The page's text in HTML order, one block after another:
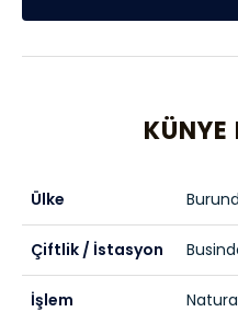
KÜNYE
Ülke
Çiftlik / İstasyon
İşlem